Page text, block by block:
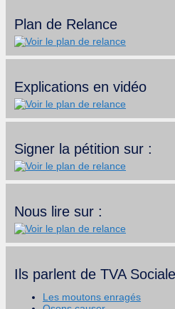
Plan de Relance
Explications en vidéo
Signer la pétition sur :
Nous lire sur :
Ils parlent de TVA Sociale
Les moutons enragés